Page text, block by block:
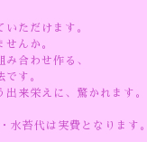
ただけます。
せんか。
合わせ作る、
です。
来栄えに、驚かれます。
水苔代は実費となります。